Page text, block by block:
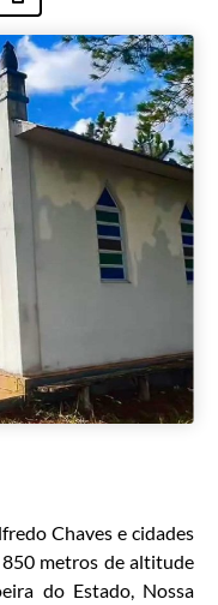
Chaves e cidades
metros de altitude
do Estado, Nossa